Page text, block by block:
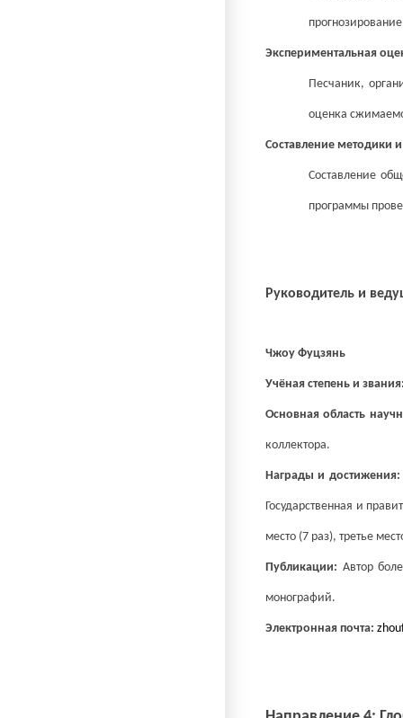
Экспериментальная
Песчаник,
оценка
Составление методики
Составление
программы
Руководитель и
Чжоу Фуцзянь
Учёная степень и
Основная область
коллектора.
Награды и достижения:
Государственная и
место (7 раз), третье
Публикации: Автор
монографий.
Электронная почта: